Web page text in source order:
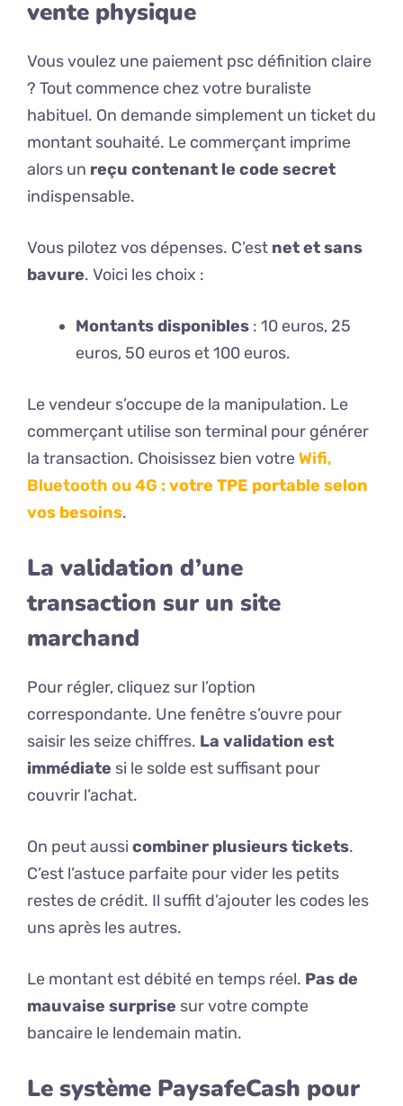
vente physique
Vous voulez une paiement psc définition claire
? Tout commence chez votre buraliste
habituel. On demande simplement un ticket du
montant souhaité. Le commerçant imprime
alors un reçu contenant le code secret
indispensable.
Vous pilotez vos dépenses. C’est net et sans
bavure. Voici les choix :
Montants disponibles : 10 euros, 25
euros, 50 euros et 100 euros.
Le vendeur s’occupe de la manipulation. Le
commerçant utilise son terminal pour générer
la transaction. Choisissez bien votreWifi,
Bluetooth ou 4G : votre TPE portable selon
vos besoins.
La validation d’une
transaction sur un site
marchand
Pour régler, cliquez sur l’option
correspondante. Une fenêtre s’ouvre pour
saisir les seize chiffres. La validation est
immédiate si le solde est suffisant pour
couvrir l’achat.
On peut aussi combiner plusieurs tickets.
C’est l’astuce parfaite pour vider les petits
restes de crédit. Il suffit d’ajouter les codes les
uns après les autres.
Le montant est débité en temps réel. Pas de
mauvaise surprise sur votre compte
bancaire le lendemain matin.
Le système PaysafeCash pour